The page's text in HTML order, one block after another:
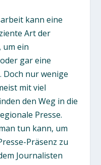
kann eine
Art der
ein
gar eine
Doch nur wenige
mit viel
den Weg in die
Presse.
tun kann, um
Präsenz zu
Journalisten